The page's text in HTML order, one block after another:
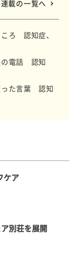
載の一覧へ
ろ 認知症、
の電話 認知
った言葉 認知
ケア
別荘を展開